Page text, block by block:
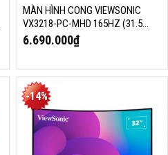
MÀN HÌNH CONG VIEWSONIC
VX3218-PC-MHD 165HZ (31.5
INCH, 1920 X 1080, 165HZ, VA,
1MS, 103% SRGB)
6.690.000₫
-14%